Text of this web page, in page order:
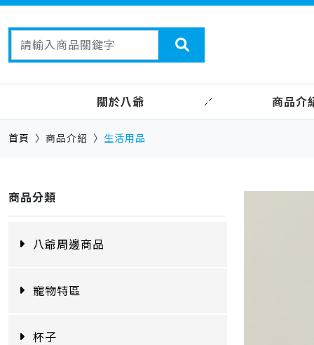
關於八爺 商品介
首頁 商品介紹 生活用品
商品分類
八爺周邊商品
寵物特區
杯子